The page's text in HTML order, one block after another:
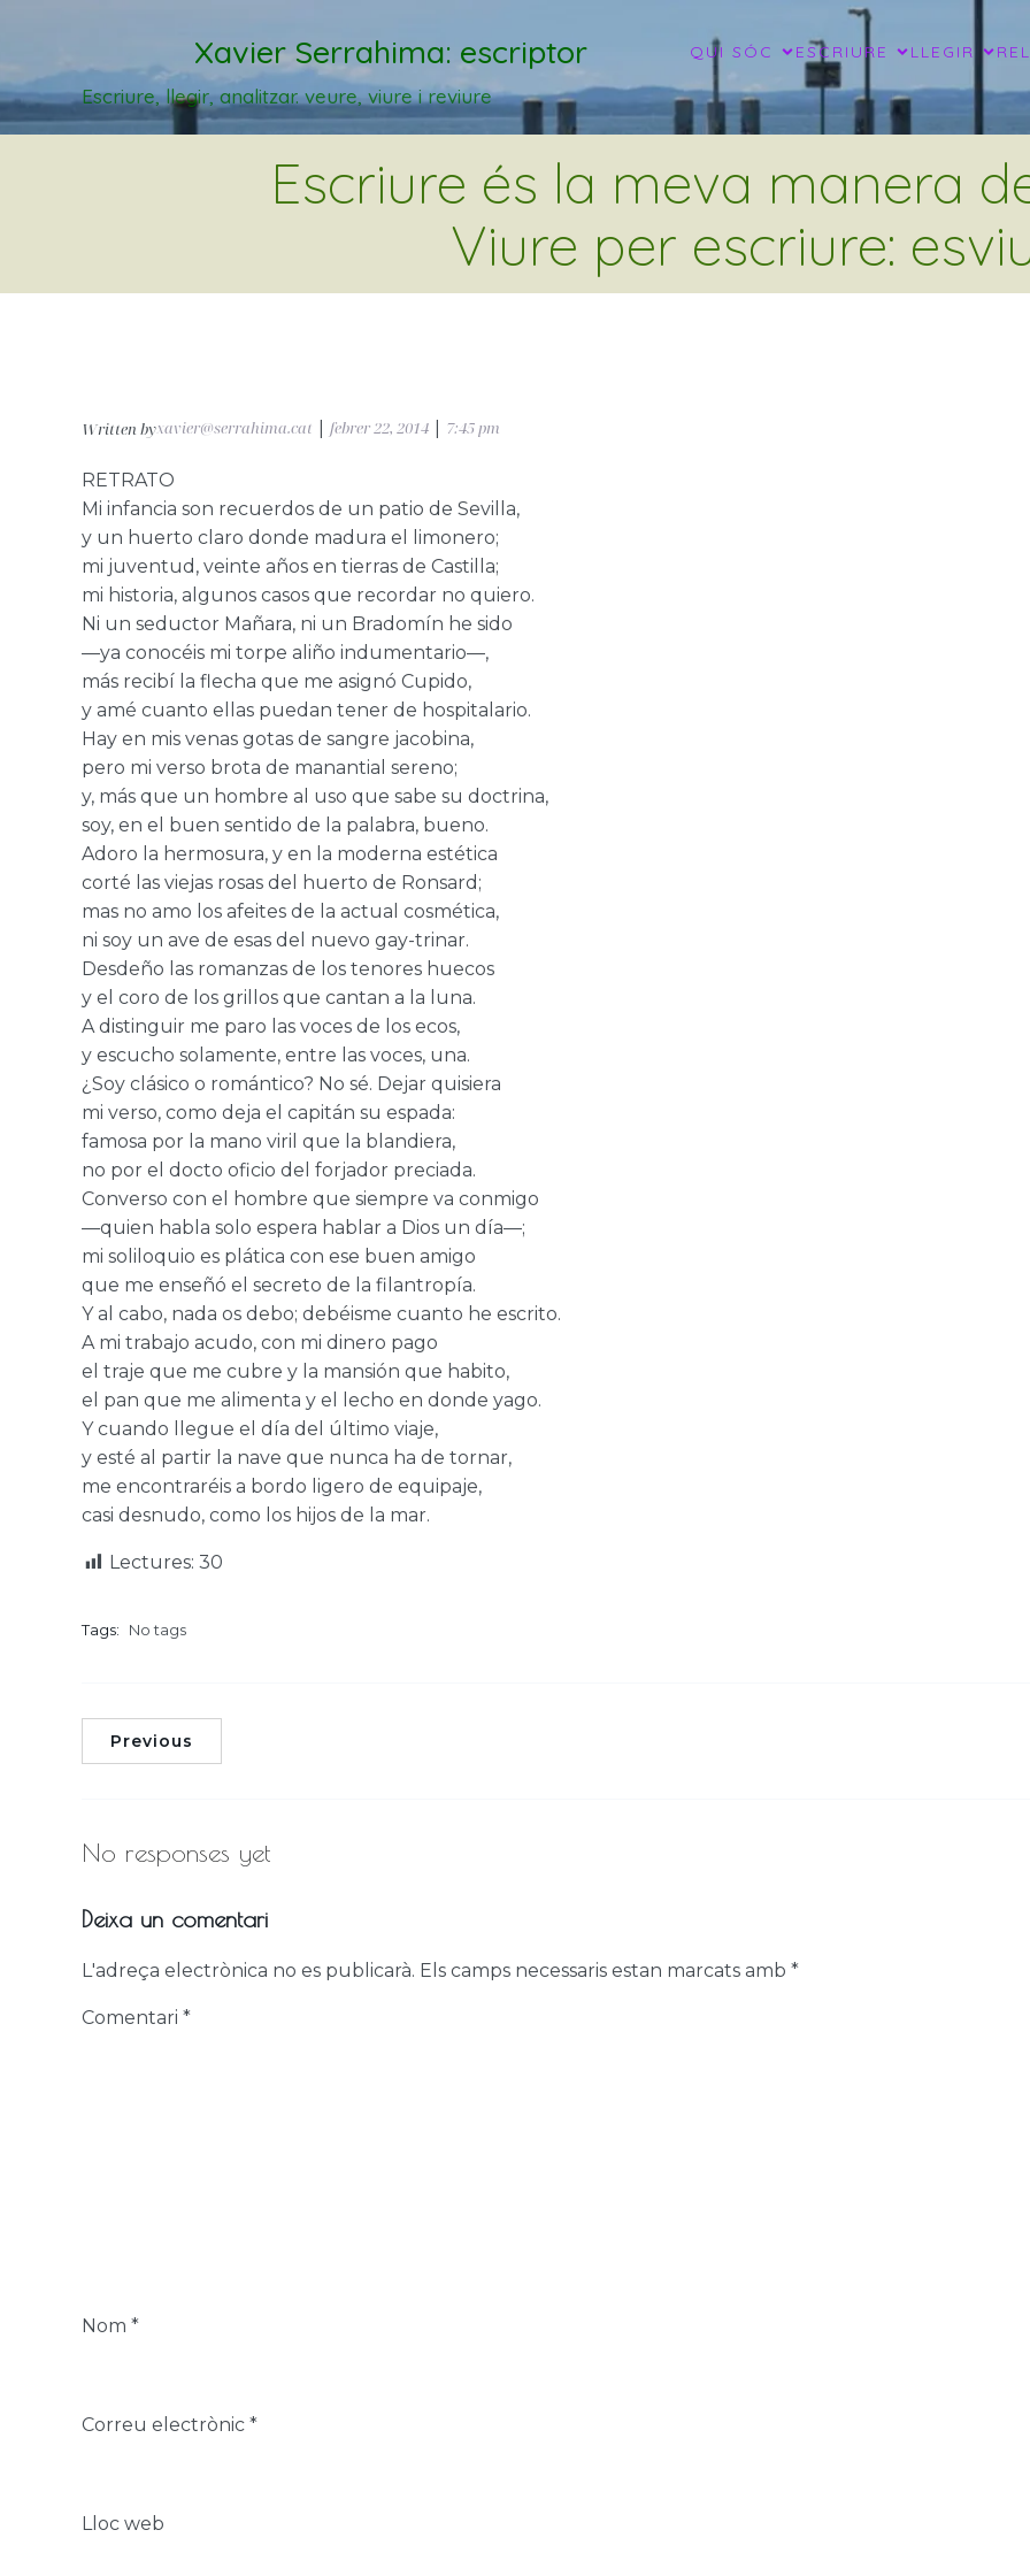
Xavier Serrahima: escriptor QUI SÓC ESCRIURE LLEGIR
Escriure, llegir, analitzar. veure, viure i reviure
Escriure és la meva manera
Viure per escriure:
Written byxavier@serrahima.cat febrer 22, 2014 7:45 pm
RETRATO
Mi infancia son recuerdos de un patio de Sevilla,
y un huerto claro donde madura el limonero;
mi juventud, veinte años en tierras de Castilla;
mi historia, algunos casos que recordar no quiero.
Ni un seductor Mañara, ni un Bradomín he sido
—ya conocéis mi torpe aliño indumentario—,
más recibí la flecha que me asignó Cupido,
y amé cuanto ellas puedan tener de hospitalario.
Hay en mis venas gotas de sangre jacobina,
pero mi verso brota de manantial sereno;
y, más que un hombre al uso que sabe su doctrina,
soy, en el buen sentido de la palabra, bueno.
Adoro la hermosura, y en la moderna estética
corté las viejas rosas del huerto de Ronsard;
mas no amo los afeites de la actual cosmética,
ni soy un ave de esas del nuevo gay-trinar.
Desdeño las romanzas de los tenores huecos
y el coro de los grillos que cantan a la luna.
A distinguir me paro las voces de los ecos,
y escucho solamente, entre las voces, una.
¿Soy clásico o romántico? No sé. Dejar quisiera
mi verso, como deja el capitán su espada:
famosa por la mano viril que la blandiera,
no por el docto oficio del forjador preciada.
Converso con el hombre que siempre va conmigo
—quien habla solo espera hablar a Dios un día—;
mi soliloquio es plática con ese buen amigo
que me enseñó el secreto de la filantropía.
Y al cabo, nada os debo; debéisme cuanto he escrito.
A mi trabajo acudo, con mi dinero pago
el traje que me cubre y la mansión que habito,
el pan que me alimenta y el lecho en donde yago.
Y cuando llegue el día del último viaje,
y esté al partir la nave que nunca ha de tornar,
me encontraréis a bordo ligero de equipaje,
casi desnudo, como los hijos de la mar.
Lectures: 30
Tags: No tags
Previous
No responses yet
Deixa un comentari
L'adreça electrònica no es publicarà. Els camps necessaris estan marcats amb *
Comentari *
Nom *
Correu electrònic *
Lloc web